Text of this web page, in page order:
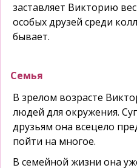
заставляет Викторию
особых друзей среди
бывает.
Семья
В зрелом возрасте
людей для окружения.
друзьям она всецело
пойти на многое.
В семейной жизни она